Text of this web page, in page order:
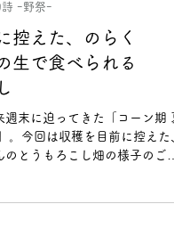
ｰ野祭ｰ
控えた、のらく
生で食べられる
週末に迫ってきた「コーン期
。今回は収穫を目前に控えた
とうもろこし畑の様子のご紹
てください。 とうもろこし
こしは、3ヶ月半ほどかけて